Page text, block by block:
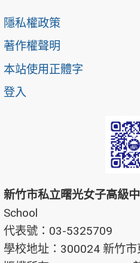
隱私權政策
著作權聲明
本站使用正體字
登入
新竹市私立曙光女子高級
School
代表號：03-5325709
學校地址：300024 新竹